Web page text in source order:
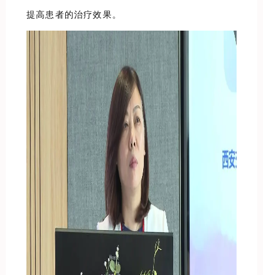
提高患者的治疗效果。